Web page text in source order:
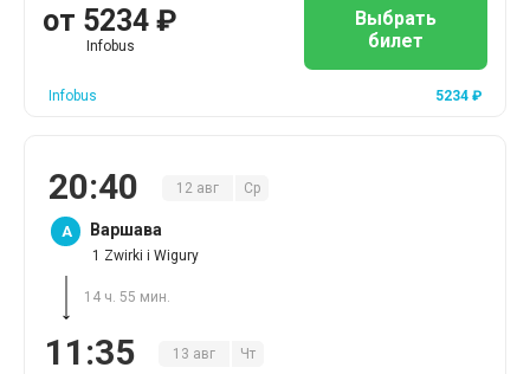
от 5234 ₽
Infobus
Выбрать
билет
Infobus 5234 ₽
20:40 12 авг Ср
A Варшава
1 Zwirki i Wigury
14 ч. 55 мин.
11 :35 13 авг Чт